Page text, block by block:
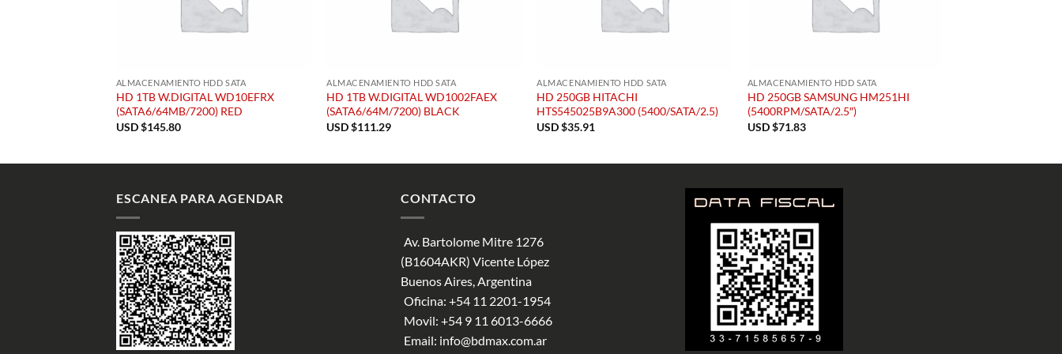
ALMACENAMIENTO HDD SATA
HD 1TB W.DIGITAL WD10EFRX
(SATA6/64MB/7200) RED
USD $145.80
ALMACENAMIENTO HDD SATA
HD 1TB W.DIGITAL WD1002FAEX
(SATA6/64M/7200) BLACK
USD $111.29
ALMACENAMIENTO HDD SATA
HD 250GB HITACHI
HTS545025B9A300 (5400/SATA/2.5)
USD $35.91
ALMACENAMIENTO HDD SATA
HD 250GB SAMSUNG HM251HI
(5400RPM/SATA/2.5″)
USD $71.83
ESCANEA PARA AGENDAR CONTACTO
Av. Bartolome Mitre 1276
(B1604AKR) Vicente López
Buenos Aires, Argentina
Oficina: +54 11 2201-1954
Movil: +54 9 11 6013-6666
Email: info@bdmax.com.ar